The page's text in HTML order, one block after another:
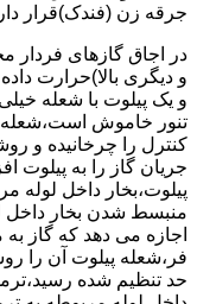
جرقه زن (فندک)قرار
در اجاق گازهای فردار
و دیگری بالا)حرارت
و یک پیلوت با شعله
تنور خاموش
کنترل را چرخانیده و
جریان گاز را به پیلوت
پیلوت،بخار داخل لوله
منبسط شدن بخار داخل
اجازه می دهد که گاز
فر،شعله پیلوت آن را
حد تنظیم شده